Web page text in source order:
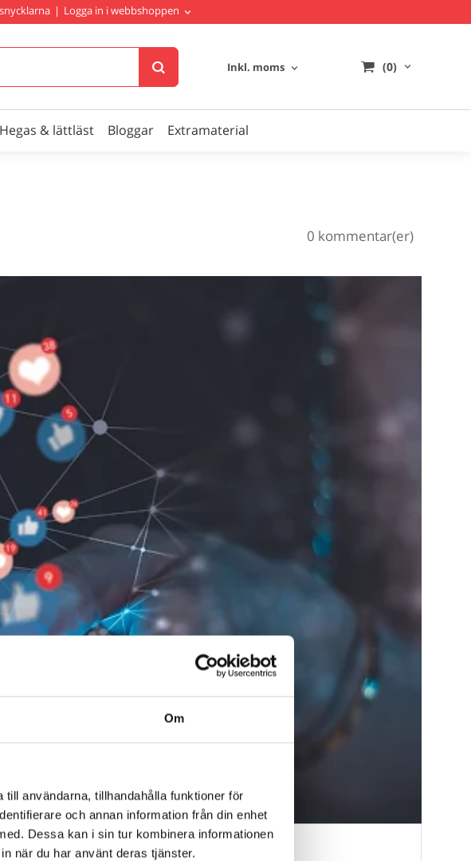
Om
användarna, tillhandahålla funktioner för
och annan information från din enhet
Dessa kan i sin tur kombinera informationen
när du har använt deras tjänster.
| Logga in i webbshoppen
Inkl. moms (0)
& lättläst Bloggar Extramaterial
0 kommentar(er)